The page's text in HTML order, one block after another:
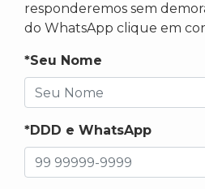
responderemos sem
do WhatsApp clique em
*Seu Nome
*DDD e WhatsApp